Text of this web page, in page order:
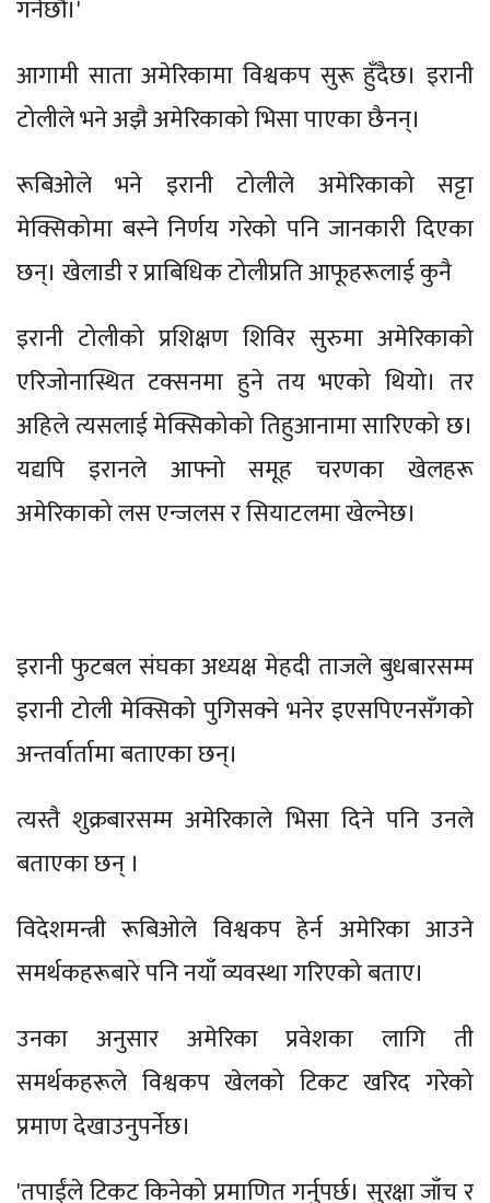
गर्नेछौं।'
आगामी साता अमेरिकामा विश्वकप सुरू हुँदैछ। इरानी
टोलीले भने अझै अमेरिकाको भिसा पाएका छैनन्।
रूबिओले भने इरानी टोलीले अमेरिकाको सट्टा
मेक्सिकोमा बस्ने निर्णय गरेको पनि जानकारी दिएका
छन्। खेलाडी र प्राबिधिक टोलीप्रति आफूहरूलाई कुनै
इरानी टोलीको प्रशिक्षण शिविर सुरुमा अमेरिकाको
एरिजोनास्थित टक्सनमा हुने तय भएको थियो। तर
अहिले त्यसलाई मेक्सिकोको तिहुआनामा सारिएको छ।
यद्यपि इरानले आफ्नो समूह चरणका खेलहरू
अमेरिकाको लस एन्जलस र सियाटलमा खेल्नेछ।
इरानी फुटबल संघका अध्यक्ष मेहदी ताजले बुधबारसम्म
इरानी टोली मेक्सिको पुगिसक्ने भनेर इएसपिएनसँगको
अन्तर्वार्तामा बताएका छन्।
त्यस्तै शुक्रबारसम्म अमेरिकाले भिसा दिने पनि उनले
बताएका छन् ।
विदेशमन्त्री रूबिओले विश्वकप हेर्न अमेरिका आउने
समर्थकहरूबारे पनि नयाँ व्यवस्था गरिएको बताए।
उनका अनुसार अमेरिका प्रवेशका लागि ती
समर्थकहरूले विश्वकप खेलको टिकट खरिद गरेको
प्रमाण देखाउनुपर्नेछ।
'तपाईंले टिकट किनेको प्रमाणित गर्नुपर्छ। सुरक्षा जाँच र